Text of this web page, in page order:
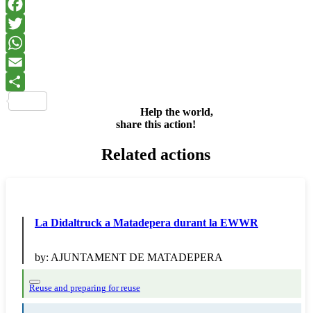
Help the world,
share this action!
Related actions
La Didaltruck a Matadepera durant la EWWR
by: AJUNTAMENT DE MATADEPERA
Reuse and preparing for reuse